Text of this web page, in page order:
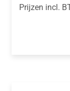
Prijzen incl.